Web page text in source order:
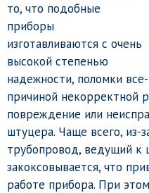
то, что подобные
приборы
изготавливаются с очень
высокой степенью
надежности, поломки
причиной некорректной
повреждение или
штуцера. Чаще всего, из-
трубопровод, ведущий к
закоксовывается, что
работе прибора. При